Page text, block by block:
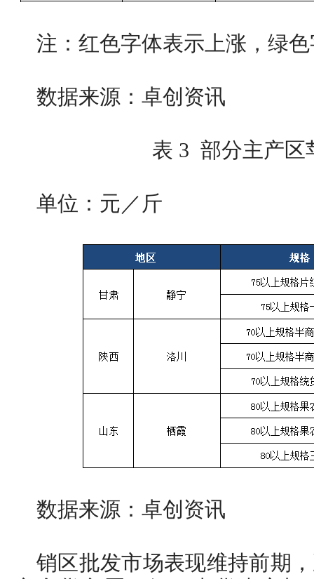
注：红色字体表示上涨，绿
数据来源：卓创资讯
表 3 部分主产区
单位：元／斤
数据来源：卓创资讯
销区批发市场表现维持前期